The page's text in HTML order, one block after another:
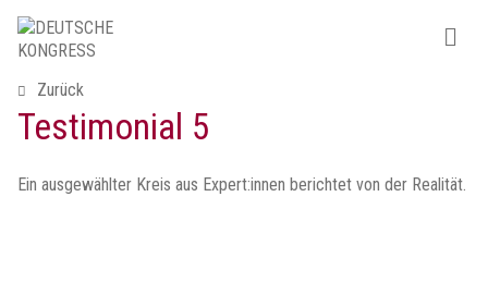
Zurück
Testimonial 5
Ein ausgewählter Kreis aus Expert:innen berichtet von der Realität.